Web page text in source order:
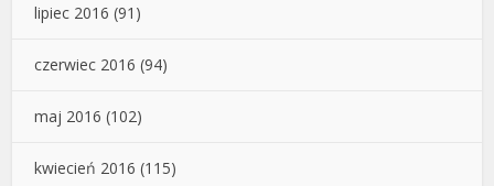
lipiec 2016 (91)
czerwiec 2016 (94)
maj 2016 (102)
kwiecień 2016 (115)